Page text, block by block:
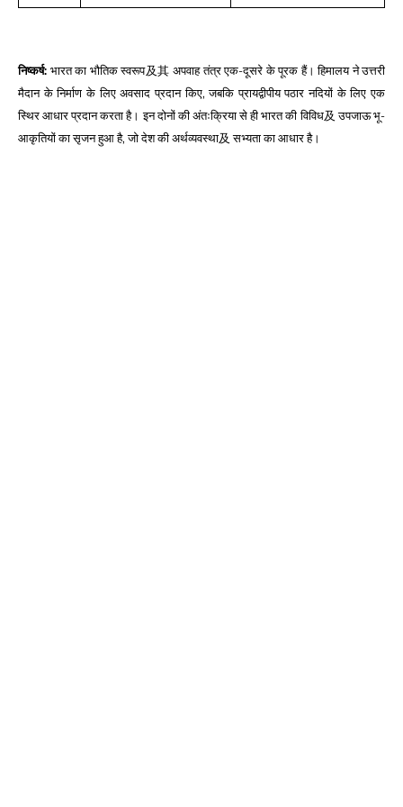
निष्कर्ष: भारत का भौतिक स्वरूप及其 अपवाह तंत्र एक-दूसरे के पूरक हैं। हिमालय ने उत्तरी
मैदान के निर्माण के लिए अवसाद प्रदान किए, जबकि प्रायद्वीपीय पठार नदियों के लिए एक
स्थिर आधार प्रदान करता है। इन दोनों की अंतःक्रिया से ही भारत की विविध及 उपजाऊ भू-
आकृतियों का सृजन हुआ है, जो देश की अर्थव्यवस्था及 सभ्यता का आधार है।